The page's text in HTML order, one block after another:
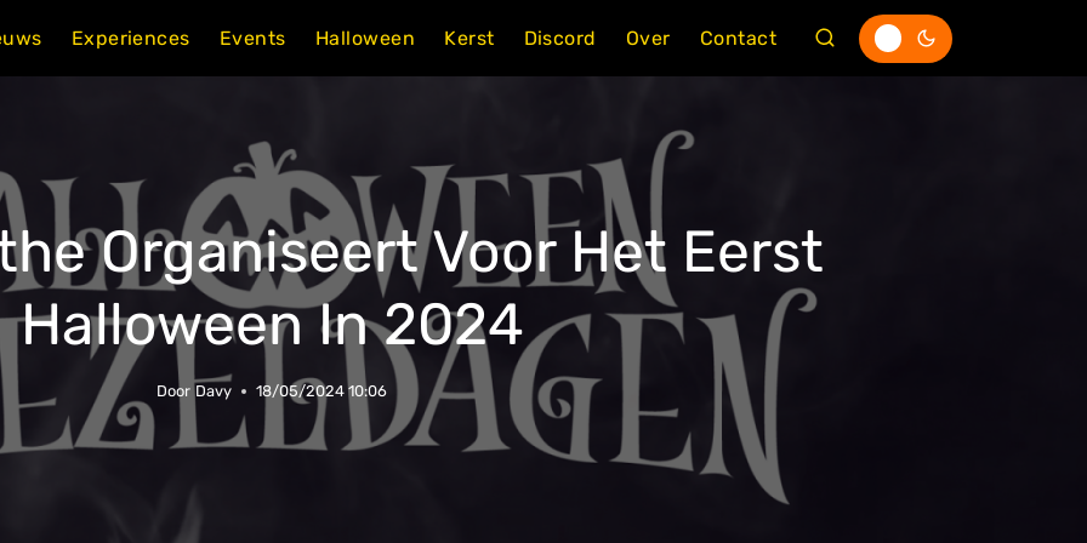
Experiences Events Halloween Kerst Discord Over Contact
Organiseert Voor Het Eerst
Halloween In 2024
Door Davy 18/05/2024 10:06